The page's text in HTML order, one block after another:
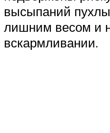
высыпаний
лишним весом и
вскармливании.